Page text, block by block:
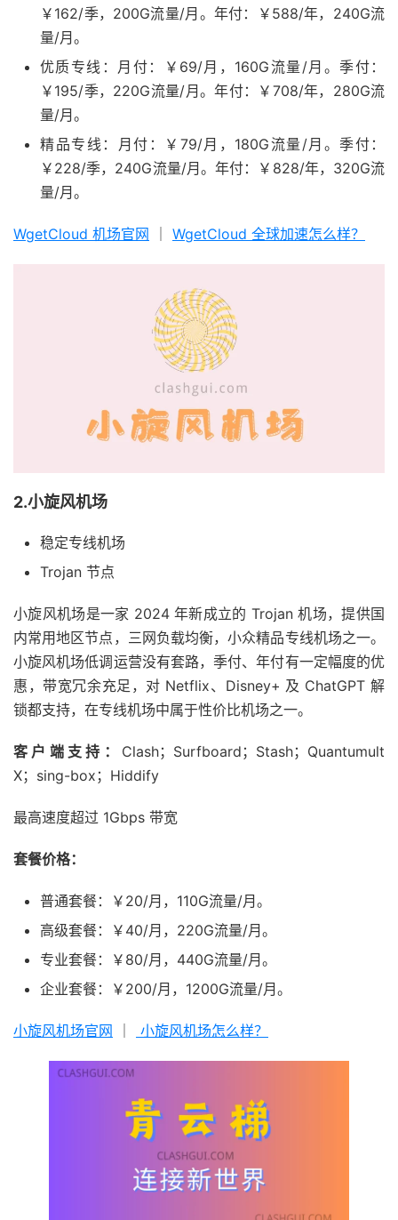
￥162/季，200G流量/月。年付：￥588/年，240G流
量/月。
优质专线：月付：￥69/月，160G流量/月。季付：
￥195/季，220G流量/月。年付：￥708/年，280G流
量/月。
精品专线：月付：￥79/月，180G流量/月。季付：
￥228/季，240G流量/月。年付：￥828/年，320G流
量/月。
WgetCloud 机场官网 WgetCloud 全球加速怎么样？
2.小旋风机场
稳定专线机场
Trojan 节点
小旋风机场是一家 2024 年新成立的 Trojan 机场，提供国
内常用地区节点，三网负载均衡，小众精品专线机场之一。
小旋风机场低调运营没有套路，季付、年付有一定幅度的优
惠，带宽冗余充足，对 Netflix、Disney+ 及 ChatGPT 解
锁都支持，在专线机场中属于性价比机场之一。
客户端支持： Clash；Surfboard；Stash；Quantumult
X；sing-box；Hiddify
最高速度超过 1Gbps 带宽
套餐价格：
普通套餐：￥20/月，110G流量/月。
高级套餐：￥40/月，220G流量/月。
专业套餐：￥80/月，440G流量/月。
企业套餐：￥200/月，1200G流量/月。
小旋风机场官网 小旋风机场怎么样？